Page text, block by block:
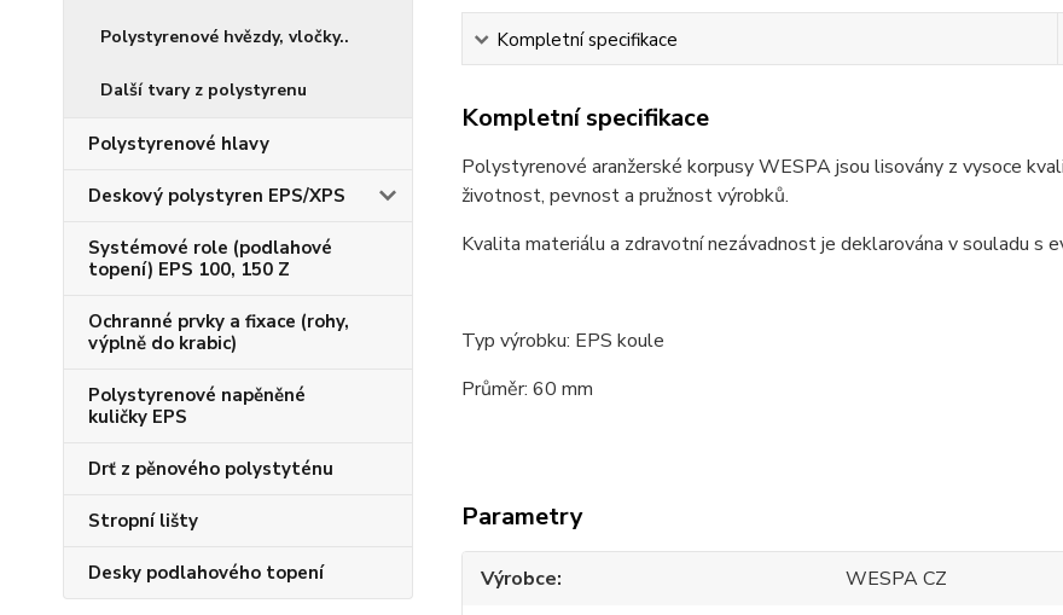
Polystyrenové hvězdy, vločky..
Další tvary z polystyrenu
Polystyrenové hlavy
Deskový polystyren EPS/XPS
Systémové role (podlahové
topení) EPS 100, 150 Z
Ochranné prvky a fixace (rohy,
výplně do krabic)
Polystyrenové napěněné
kuličky EPS
Drť z pěnového polystyténu
Stropní lišty
Desky podlahového topení
Kompletní specifikace
Kompletní specifikace
Polystyrenové aranžerské korpusy WESPA jsou lisovány z vysoce
životnost, pevnost a pružnost výrobků.
Kvalita materiálu a zdravotní nezávadnost je deklarována v souladu s
Typ výrobku: EPS koule
Průměr: 60 mm
Parametry
Výrobce
WESPA CZ